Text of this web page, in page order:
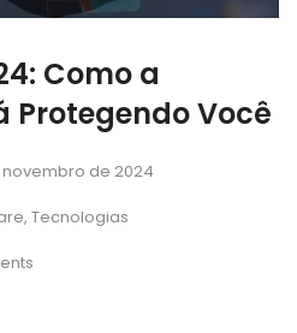
Como a
Protegendo Você
novembro de 2024
, Tecnologias